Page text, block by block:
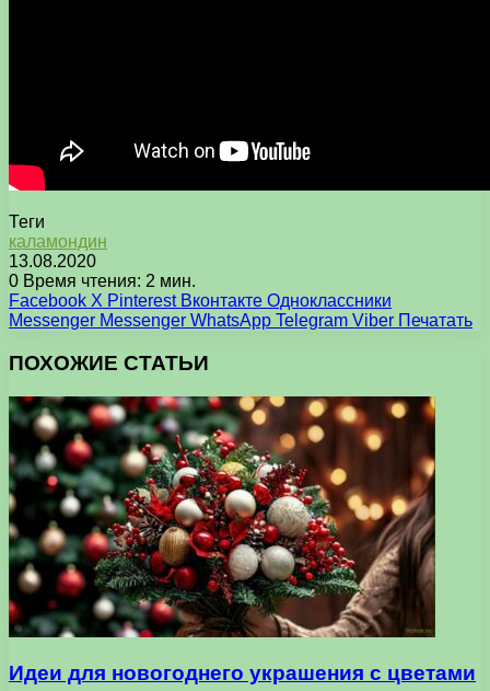
Теги
каламондин
13.08.2020
0 Время чтения: 2 мин.
Facebook X Pinterest Вконтакте Одноклассники
Messenger Messenger WhatsApp Telegram Viber Печатать
ПОХОЖИЕ СТАТЬИ
Идеи для новогоднего украшения с цветами